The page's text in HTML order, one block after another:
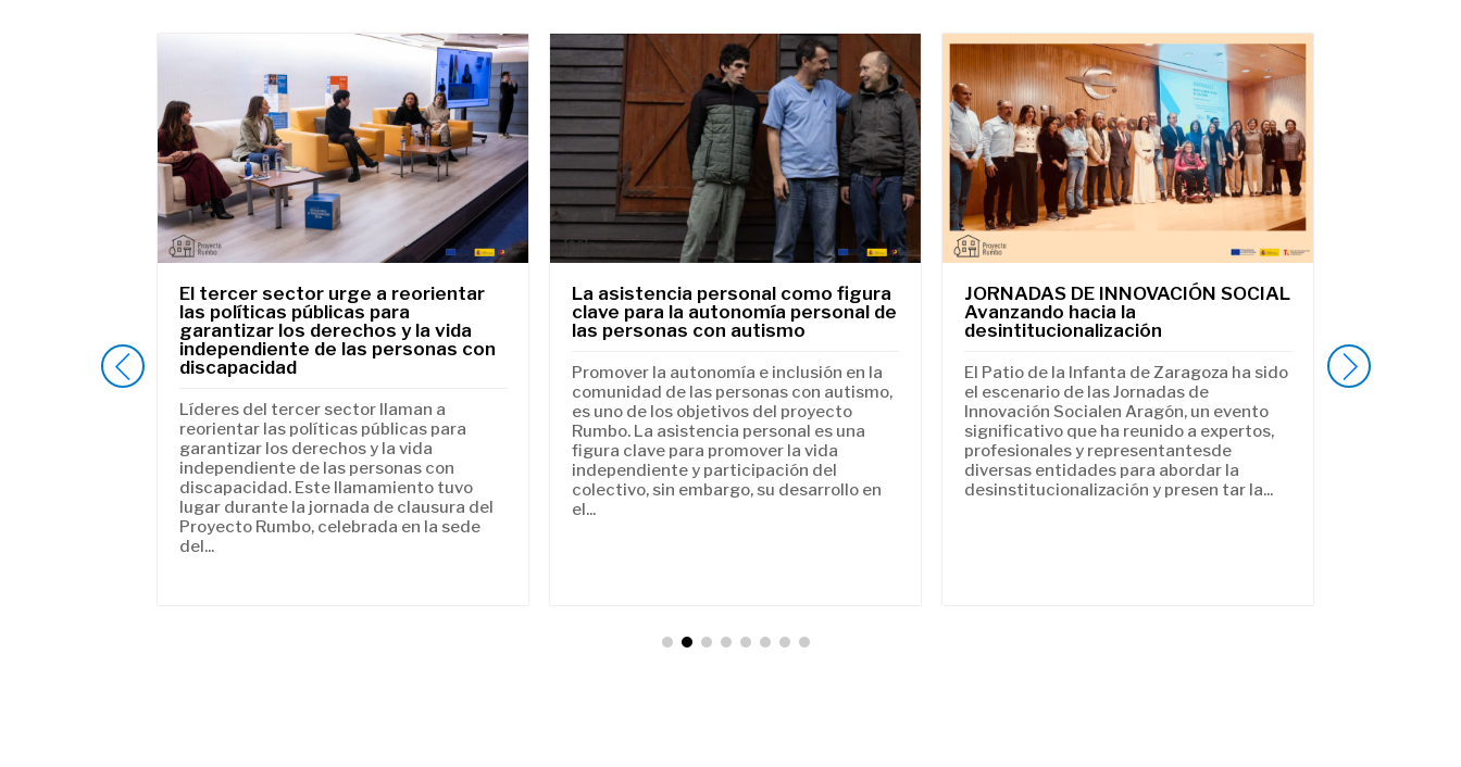
efectiva de
El tercer sector urge a reorientar
las políticas públicas para
garantizar los derechos y la vida
independiente de las personas con
discapacidad
Líderes del tercer sector llaman a
reorientar las políticas públicas para
garantizar los derechos y la vida
independiente de las personas con
discapacidad. Este llamamiento tuvo
lugar durante la jornada de clausura del
Proyecto Rumbo, celebrada en la sede
del...
La asistencia personal como figura
clave para la autonomía personal de
las personas con autismo
Promover la autonomía e inclusión en la
comunidad de las personas con autismo,
es uno de los objetivos del proyecto
Rumbo. La asistencia personal es una
figura clave para promover la vida
independiente y participación del
colectivo, sin embargo, su desarrollo en
el...
JORNADAS DE INNOVACIÓN SOCIAL
Avanzando hacia la
desintitucionalización
El Patio de la Infanta de Zaragoza ha sido
el escenario de las Jornadas de
Innovación Socialen Aragón, un evento
significativo que ha reunido a expertos,
profesionales y representantesde
diversas entidades para abordar la
desinstitucionalización y presen tar la...
La